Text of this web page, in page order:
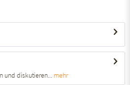
und diskutieren... mehr